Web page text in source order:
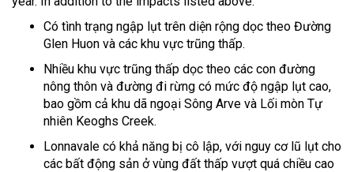
Có tình trạng ngập lụt trên diện rộng dọc theo Đường
Glen Huon và các khu vực trũng thấp.
Nhiều khu vực trũng thấp dọc theo các con đường
nông thôn và đường đi rừng có mức độ ngập lụt cao,
bao gồm cả khu dã ngoại Sông Arve và Lối mòn Tự
nhiên Keoghs Creek.
Lonnavale có khả năng bị cô lập, với nguy cơ lũ lụt cho
các bất động sản ở vùng đất thấp vượt quá chiều cao